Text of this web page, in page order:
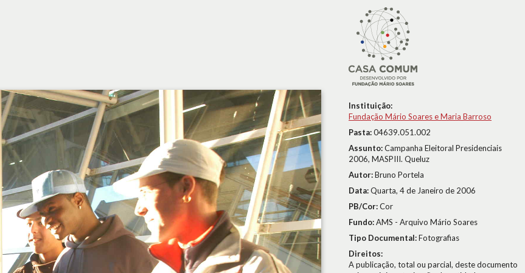
Instituição:
Fundação Mário Soares e Maria Barroso
Pasta:04639.051.002
Assunto:Campanha Eleitoral Presidenciais
2006, MASPIII. Queluz
Autor:Bruno Portela
Data:Quarta, 4 de Janeiro de 2006
PB/Cor:Cor
Fundo:AMS - Arquivo Mário Soares
Tipo Documental:Fotografias
Direitos:
A publicação, total ou parcial, deste documento